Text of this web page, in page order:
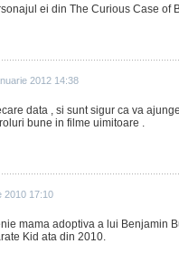
ei din The Curious Case of
2012 14:38
data , si sunt sigur ca va
bune in filme uimitoare .
2010 17:10
mama adoptiva a lui Benjamin
Kid ata din 2010.